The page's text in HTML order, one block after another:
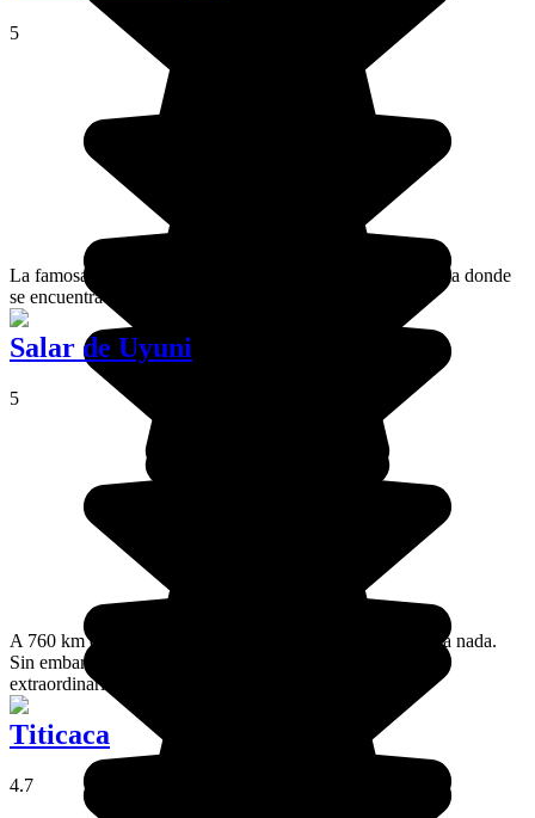
5
La famosa Ruta de las Joyas atraviesa el suroeste de Bolivia donde
se encuentra la magnífica Provincia de Sud Lipez.
Salar de Uyuni
5
A 760 km de La Paz, Uyuni parece perdida en medio de la nada.
Sin embargo, aquí se encuentra uno de los lugares más
extraordinarios del mundo, el inmenso Salar.
Titicaca
4.7